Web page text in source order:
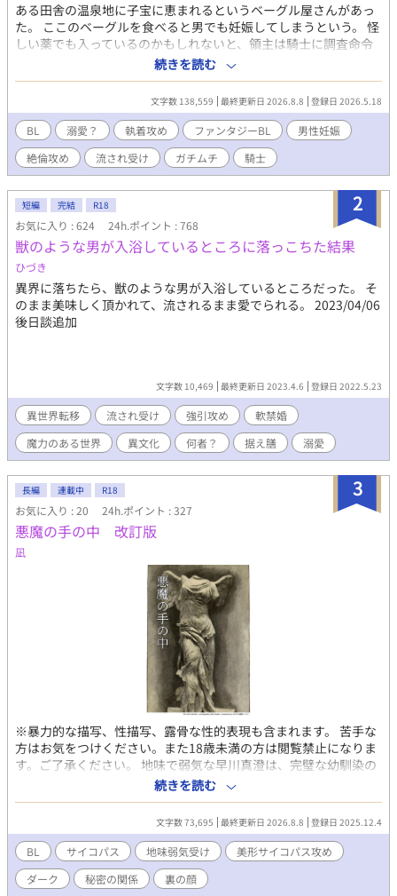
ある田舎の温泉地に子宝に恵まれるというベーグル屋さんがあっ
た。 ここのベーグルを食べると男でも妊娠してしまうという。 怪
しい薬でも入っているのかもしれないと、領主は騎士に調査命令
を出した。 そこで騎士が体験したことは…？ ベーグルを食べた絶
倫騎士×天然ガチムチ店主 ※TALES、ムーンライトノベルにも掲
載しています。 ※無断転載禁止
続きを読む
文字数 138,559 最終更新日 2026.8.8 登録日 2026.5.18
BL 溺愛？ 執着攻め ファンタジーBL
男性妊娠
絶倫攻め
流され受け ガチムチ 騎士
2
短編 完結 R18
お気に入り : 624 24h.ポイント : 768
獣のような男が入浴しているところに落っこちた結果
ひづき
異界に落ちたら、獣のような男が入浴しているところだった。 そ
のまま美味しく頂かれて、流されるまま愛でられる。 2023/04/06
後日談追加
文字数 10,469 最終更新日 2023.4.6 登録日 2022.5.23
異世界転移 流され受け 強引攻め
軟禁婚
魔力のある世界
異文化 何者？ 据え膳 溺愛
3
長編 連載中 R18
お気に入り : 20 24h.ポイント : 327
悪魔の手の中 改訂版
凪
※暴力的な描写、性描写、露骨な性的表現も含まれます。 苦手な
方はお気をつけください。また18歳未満の方は閲覧禁止になりま
す。ご了承ください。 地味で弱気な早川真澄は、完璧な幼馴染の
天羽楓に流されて体の関係を持ってしまうが、その光景をクラス
メートに目撃されてしまうーー 幼馴染との秘密の関係から始ま
る、救いようがないダークストーリー 心理描写重視。 地味弱気流
され受け×サイコパス美形攻め （注；暴力行為や性犯罪など助長
するものではございません。ご理解の上、読んでいただけたら嬉
しいです。）
続きを読む
文字数 73,695 最終更新日 2026.8.8 登録日 2025.12.4
BL サイコパス 地味弱気受け
美形サイコパス攻め
ダーク
秘密の関係 裏の顔